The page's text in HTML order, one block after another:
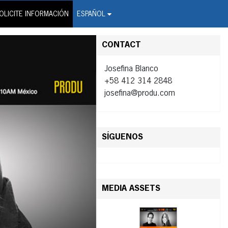
INFORMACIÓN ESPAÑOL
Wire Service
CONTACT
Josefina Blanco
+58 412 314 2848
josefina@produ.com
SÍGUENOS
MEDIA ASSETS